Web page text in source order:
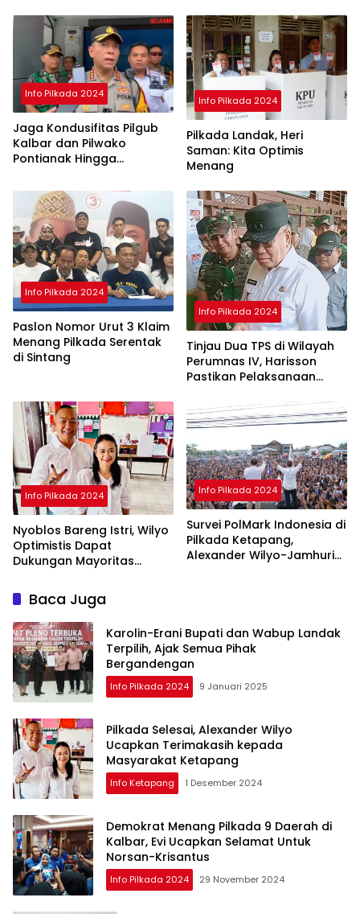
Info Pilkada 2024
Jaga Kondusifitas Pilgub
Kalbar dan Pilwako
Pontianak Hingga
Selesai
Info Pilkada 2024
Pilkada Landak, Heri
Saman: Kita Optimis
Menang
Info Pilkada 2024
Paslon Nomor Urut 3 Klaim
Menang Pilkada Serentak
di Sintang
Info Pilkada 2024
Tinjau Dua TPS di Wilayah
Perumnas IV, Harisson
Pastikan Pelaksanaan
Aman
Info Pilkada 2024
Nyoblos Bareng Istri, Wilyo
Optimistis Dapat
Dukungan Mayoritas
Info Pilkada 2024
Survei PolMark Indonesia di
Pilkada Ketapang,
Alexander Wilyo-Jamhuri
Baca Juga
Karolin-Erani Bupati dan Wabup Landak
Terpilih, Ajak Semua Pihak
Bergandengan
Info Pilkada 2024 9 Januari 2025
Pilkada Selesai, Alexander Wilyo
Ucapkan Terimakasih kepada
Masyarakat Ketapang
Info Ketapang 1 Desember 2024
Demokrat Menang Pilkada 9 Daerah di
Kalbar, Evi Ucapkan Selamat Untuk
Norsan-Krisantus
Info Pilkada 2024 29 November 2024